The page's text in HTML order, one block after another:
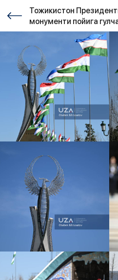
Тожикистон
монументи пойига